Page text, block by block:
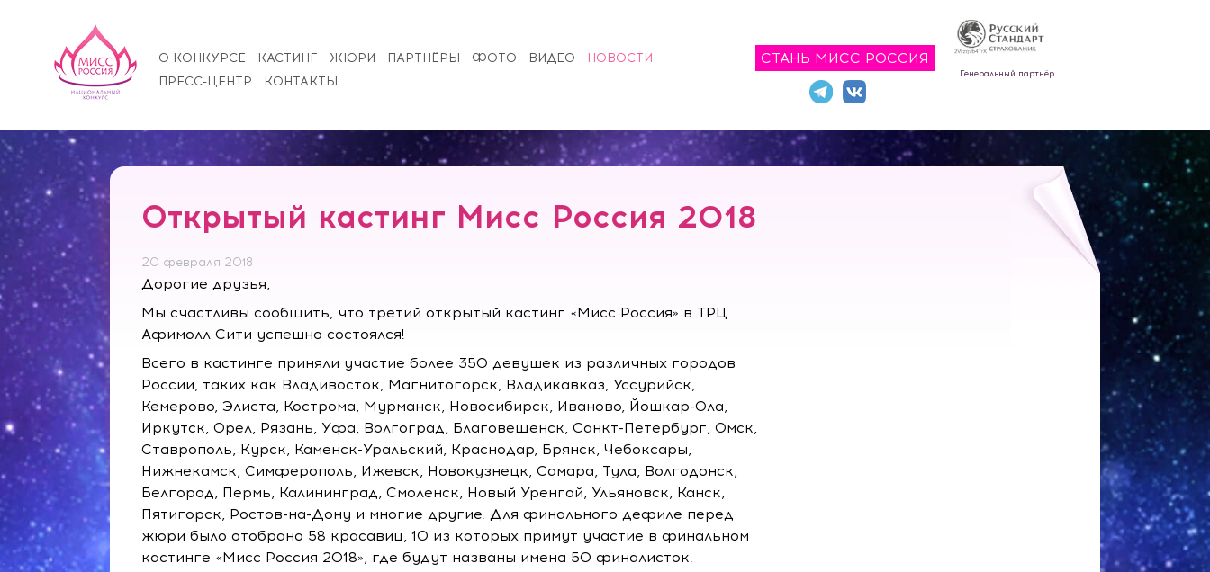
О КОНКУРСЕ КАСТИНГ ЖЮРИ ПАРТНЁРЫ ФОТО ВИДЕО
НОВОСТИ
ПРЕСС-ЦЕНТР
КОНТАКТЫ
СТАНЬ МИСС РОССИЯ
Генеральный партнёр
Открытый кастинг Мисс Россия 2018
20 февраля 2018
Дорогие друзья,
Мы счастливы сообщить, что третий открытый кастинг «Мисс Россия» в ТРЦ
Афимолл Сити успешно состоялся!
Всего в кастинге приняли участие более 350 девушек из различных городов
России, таких как Владивосток, Магнитогорск, Владикавказ, Уссурийск,
Кемерово, Элиста, Кострома, Мурманск, Новосибирск, Иваново, Йошкар-Ола,
Иркутск, Орел, Рязань, Уфа, Волгоград, Благовещенск, Санкт-Петербург, Омск,
Ставрополь, Курск, Каменск-Уральский, Краснодар, Брянск, Чебоксары,
Нижнекамск, Симферополь, Ижевск, Новокузнецк, Самара, Тула, Волгодонск,
Белгород, Пермь, Калининград, Смоленск, Новый Уренгой, Ульяновск, Канск,
Пятигорск, Ростов-на-Дону и многие другие. Для финального дефиле перед
жюри было отобрано 58 красавиц, 10 из которых примут участие в финальном
кастинге «Мисс Россия 2018», где будут названы имена 50 финалисток.